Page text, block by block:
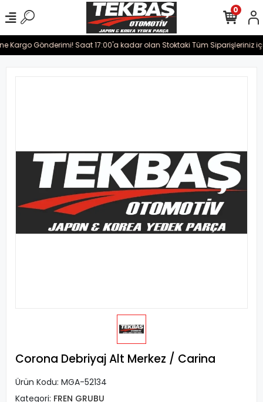
Kargo Gönderimi! Saat 17:00'a kadar olan Stoktaki Tüm Siparişleriniz
0
Corona Debriyaj Alt Merkez / Carina
Ürün Kodu: MGA-52134
Kategori: FREN GRUBU